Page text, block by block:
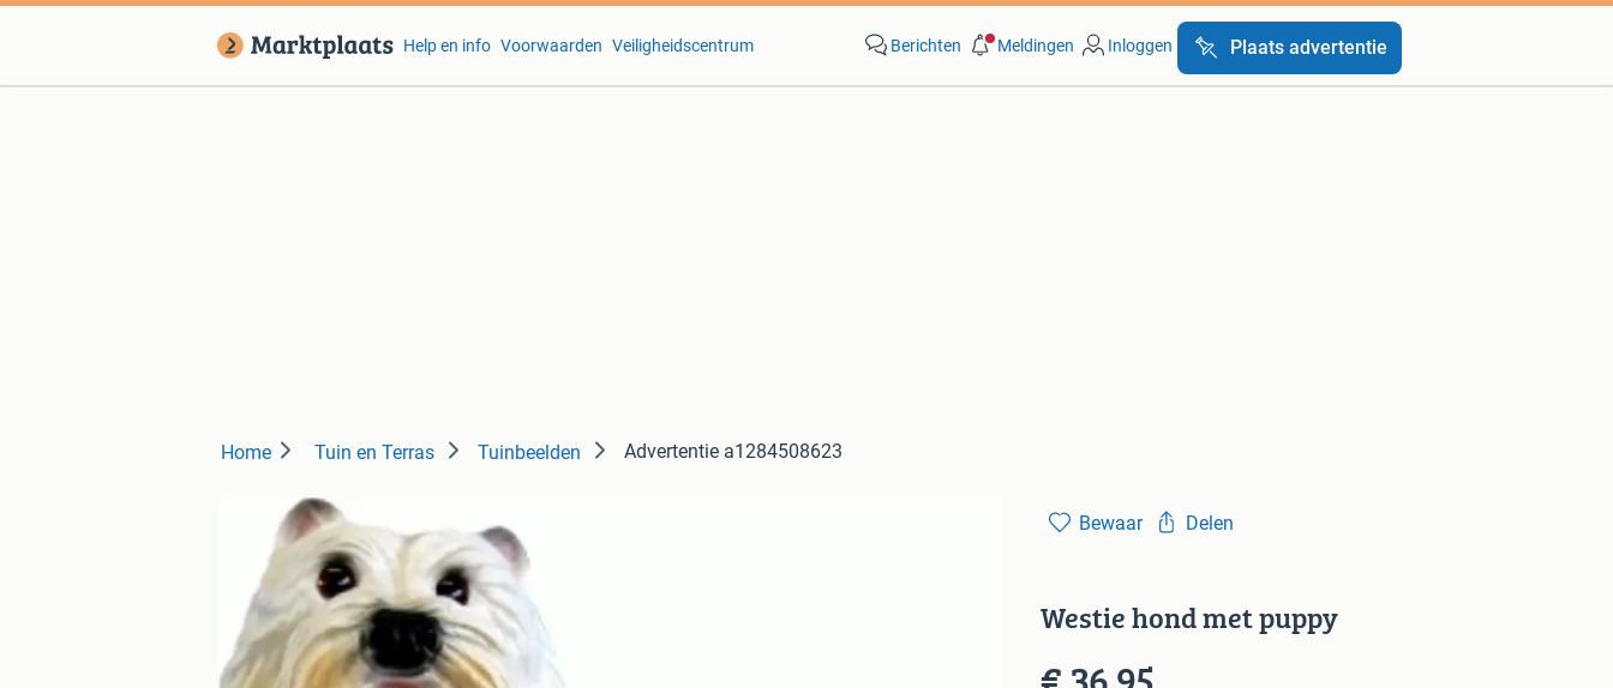
Help en info Voorwaarden Veiligheidscentrum Berichten Meldingen Inloggen Plaats advertentie
Home Tuin en Terras Tuinbeelden Advertentie a1284508623
Bewaar Delen
Westie hond met puppy